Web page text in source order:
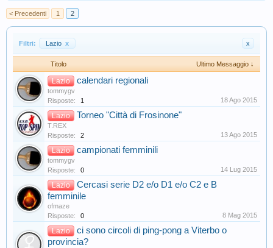
< Precedenti 1 2
Filtri: Lazio x x
Titolo Ultimo Messaggio ↓
Lazio calendari regionali
tommygv
Risposte:
1 18 Ago 2015
Lazio Torneo "Città di Frosinone"
T.REX
Risposte:
2 13 Ago 2015
Lazio campionati femminili
tommygv
Risposte:
0 14 Lug 2015
Lazio
Cercasi serie D2 e/o D1 e/o C2 e B
femminile
ofmaze
Risposte:
0 8 Mag 2015
Lazio
ci sono circoli di ping-pong a Viterbo o
provincia?